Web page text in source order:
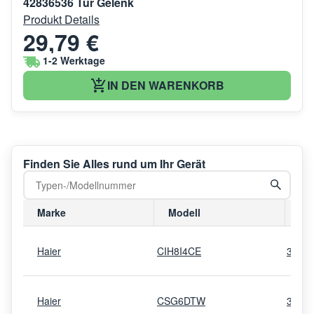
Produkt Details
29,79 €
1-2 Werktage
IN DEN WARENKORB
Finden Sie Alles rund um Ihr Gerät
Marke Modell
Haier CIH8I4CE
Haier CSG6DTW